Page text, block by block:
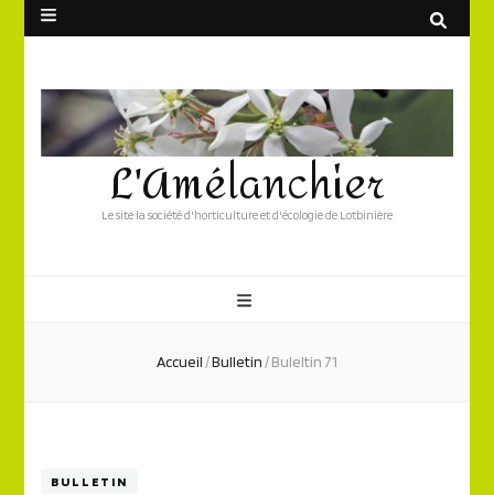
L'Amélanchier
Le site la société d'horticulture et d'écologie de Lotbinière
Accueil/Bulletin/Buleltin 71
BULLETIN